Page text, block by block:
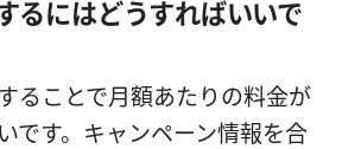
るにはどうすればいいで
ることで月額あたりの料金が
です。キャンペーン情報を合